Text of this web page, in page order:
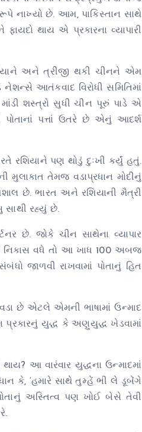
રૂપે નાખ્યો છે. આમ, પાકિસ્તાન સાથે
થાય એ પ્રકારના વ્યાપારી
અને ત્રીજી થકી ચીનને એમ
આતંકવાદ વિરોધી સમિતિમાં
શસ્ત્રો સુધી ચીન પૂરું પાડે એ
પત્તાં ઉતરે છે એનું આદર્શ
રશિયાને પણ થોડું દુઃખી કર્યું હતું.
મુલાકાત તેમજ વડાપ્રધાન મોદીનું
છે. ભારત અને રશિયાની મૈત્રી
સાથી રહ્યું છે.
છે. જોકે ચીન સાથેના વ્યાપાર
નિકાસ વધે તો આ ખાધ 100 અબજ
જાળવી રાખવામાં પોતાનું હિત
છે એટલે એમની ભાષામાં ઉન્માદ
પ્રકારનું યુદ્ધ કે અણુયુદ્ધ ખેડવામાં
આ વારંવાર યુદ્ધના ઉન્માદમાં
કે, ‘હમારે સાથે તુમ્હેં ભી લે ડૂબેંગે
અસ્તિત્વ પણ ખોઈ બેસે તેવી